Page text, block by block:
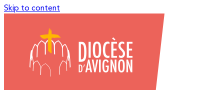
Skip to content